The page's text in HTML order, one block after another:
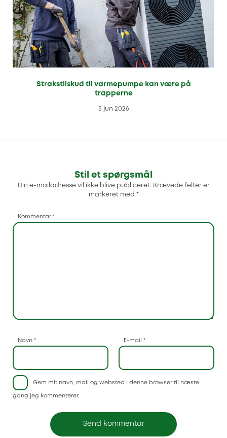
Strakstilskud til varmepumpe kan være på
trapperne
5 jun 2026
Stil et spørgsmål
Din e-mailadresse vil ikke blive publiceret. Krævede felter er
markeret med *
Kommentar *
Navn * E-mail *
Gem mit navn, mail og websted i denne browser til næste
gang jeg kommenterer.